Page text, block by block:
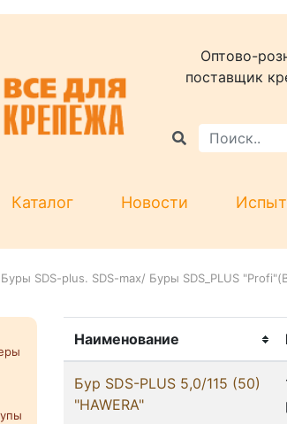
Оптово-
поставщик
Каталог Новости
Буры SDS-plus. SDS-max/ Буры SDS_PLUS
Наименование
Бур SDS-PLUS 5,0/115 (50)
"HAWERA"